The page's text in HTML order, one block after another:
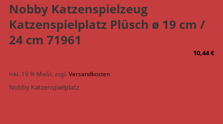
Nobby Katzenspielzeug
Katzenspielplatz Plüsch ø 19 cm /
24 cm 71961
10,44€
inkl. 19 % MwSt.zzgl.Versandkosten
Nobby Katzenspielplatz